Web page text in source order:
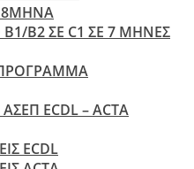
8ΜΗΝΑ
B2 ΣΕ C1 ΣΕ 7 ΜΉΝΕΣ
ECDL – ACTA
ECDL